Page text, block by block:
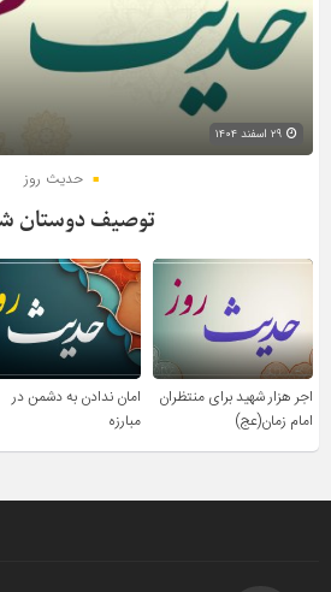
حدیث روز
توصیف دوستان
اجر هزار شهید برای منتظران
امام زمان(عج)
امان ندادن به دشمن در
مبارزه